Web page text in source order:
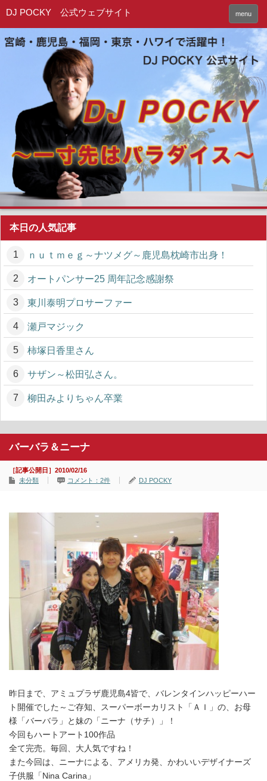
menu
DJ POCKY 公式ウェブサイト
本日の人気記事
ｎｕｔｍｅｇ～ナツメグ～鹿児島枕崎市出身！
オートパンサー25 周年記念感謝祭
東川泰明プロサーファー
瀬戸マジック
柿塚日香里さん
サザン～松田弘さん。
柳田みよりちゃん卒業
バーバラ＆ニーナ
［記事公開日］2010/02/16
未分類
コメント：2件 DJ POCKY
昨日まで、アミュプラザ鹿児島4皆で、バレンタインハッピーハー
ト開催でした～ご存知、スーパーボーカリスト「ＡＩ」の、お母
様「バーバラ」と妹の「ニーナ（サチ）」！
今回もハートアート100作品
全て完売。毎回、大人気ですね！
また今回は、ニーナによる、アメリカ発、かわいいデザイナーズ
子供服「Nina Carina」